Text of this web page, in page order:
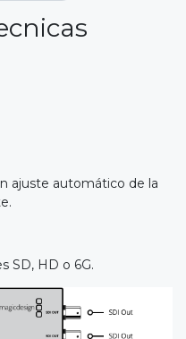
ajuste automático de la
SD, HD o 6G.